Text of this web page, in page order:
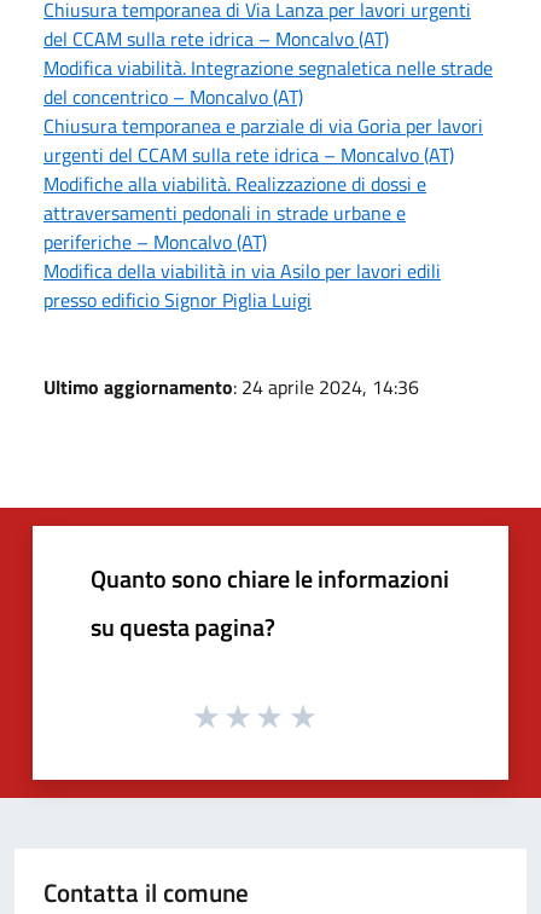
Chiusura temporanea di Via Lanza per lavori urgenti
del CCAM sulla rete idrica – Moncalvo (AT)
Modifica viabilità. Integrazione segnaletica nelle strade
del concentrico – Moncalvo (AT)
Chiusura temporanea e parziale di via Goria per lavori
urgenti del CCAM sulla rete idrica – Moncalvo (AT)
Modifiche alla viabilità. Realizzazione di dossi e
attraversamenti pedonali in strade urbane e
periferiche – Moncalvo (AT)
Modifica della viabilità in via Asilo per lavori edili
presso edificio Signor Piglia Luigi
Ultimo aggiornamento: 24 aprile 2024, 14:36
Quanto sono chiare le informazioni
su questa pagina?
Contatta il comune